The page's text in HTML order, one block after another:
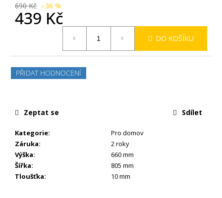
690 Kč –36 %
439 Kč
DO KOŠÍKU
PŘIDAT HODNOCENÍ
Kategorie:
Pro domov
Záruka:
2 roky
Výška:
660 mm
Šířka:
805 mm
Tloušťka: 10 mm
Zeptat se Sdílet